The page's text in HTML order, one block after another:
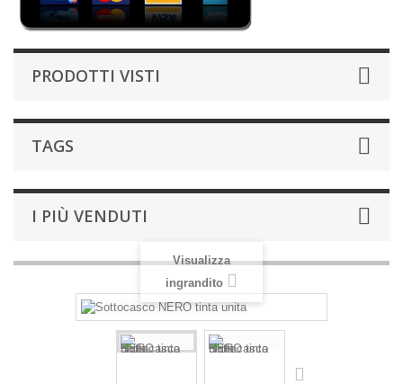
PRODOTTI VISTI
TAGS
I PIÙ VENDUTI
Visualizza
ingrandito